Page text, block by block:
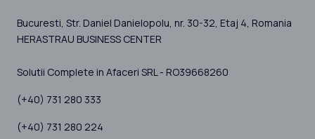
Bucuresti, Str. Daniel Danielopolu, nr. 30-32, Etaj 4, Romania
HERASTRAU BUSINESS CENTER
Solutii Complete in Afaceri SRL - RO39668260
(+40) 731 280 333
(+40) 731 280 224